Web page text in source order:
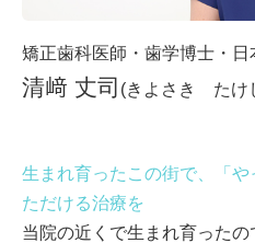
矯正歯科医師・歯学博士・
清﨑 丈司 (きよさき たけ
生まれ育ったこの街で、「
ただける治療を
当院の近くで生まれ育った